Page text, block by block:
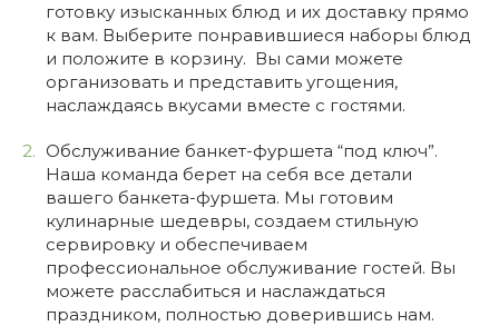
готовку изысканных блюд и их доставку прямо
к вам. Выберите понравившиеся наборы блюд
и положите в корзину. Вы сами можете
организовать и представить угощения,
наслаждаясь вкусами вместе с гостями.
Обслуживание банкет-фуршета “под ключ”.
Наша команда берет на себя все детали
вашего банкета-фуршета. Мы готовим
кулинарные шедевры, создаем стильную
сервировку и обеспечиваем
профессиональное обслуживание гостей. Вы
можете расслабиться и наслаждаться
праздником, полностью доверившись нам.